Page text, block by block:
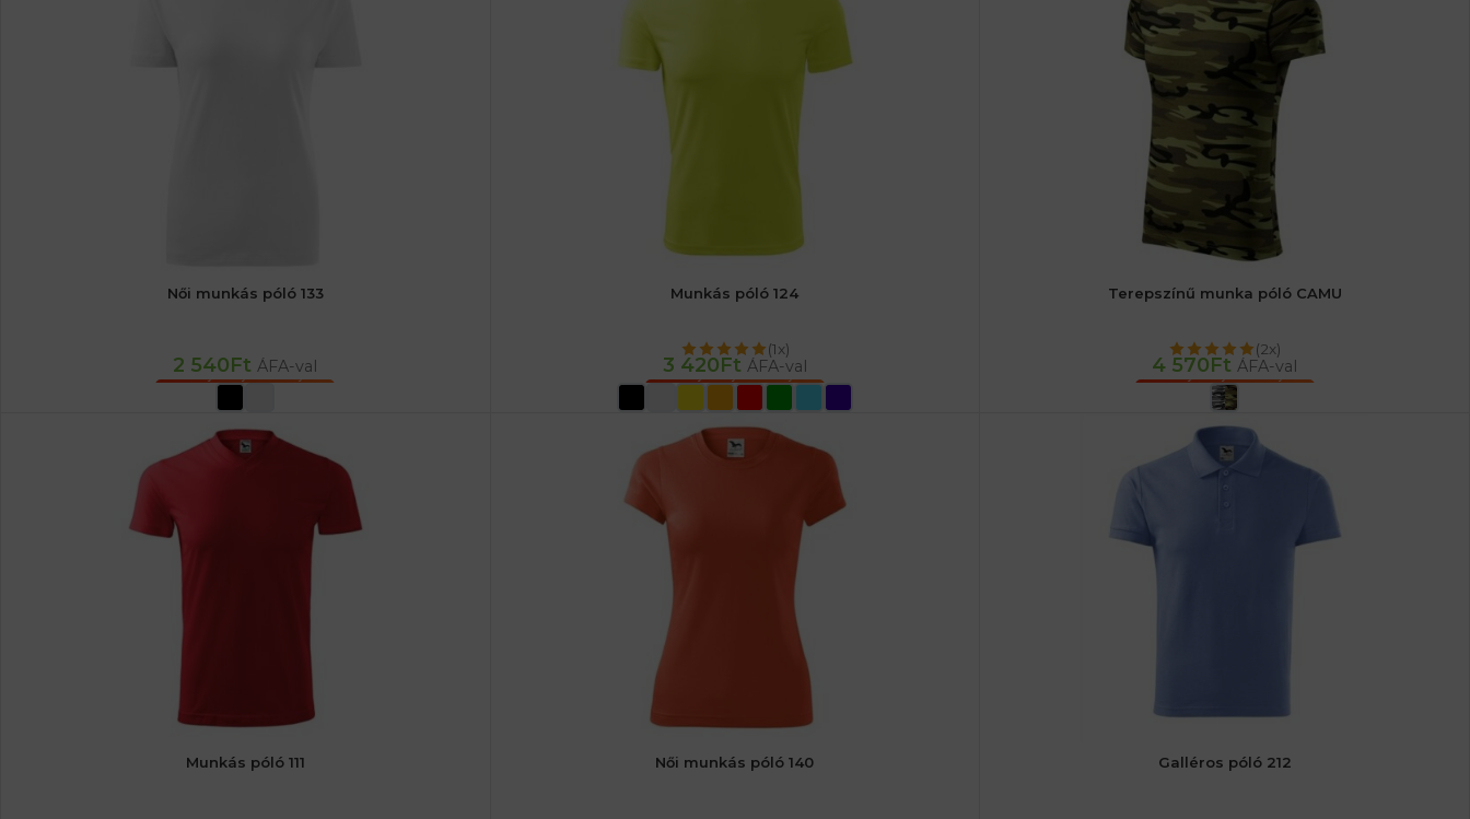
Női munkás póló 133
2 540Ft ÁFA-val
OPCIÓK VÁLASZTÁSA
Munkás póló 124
(1x)
3 420Ft ÁFA-val
OPCIÓK VÁLASZTÁSA
Terepszínű munka póló CAMU
(2x)
4 570Ft ÁFA-val
OPCIÓK VÁLASZTÁSA
Munkás póló 111 Női munkás póló 140 Galléros póló 212